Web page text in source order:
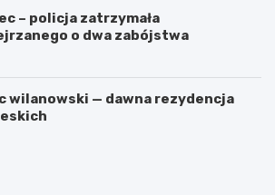
– policja zatrzymała
o dwa zabójstwa
wilanowski — dawna rezydencja